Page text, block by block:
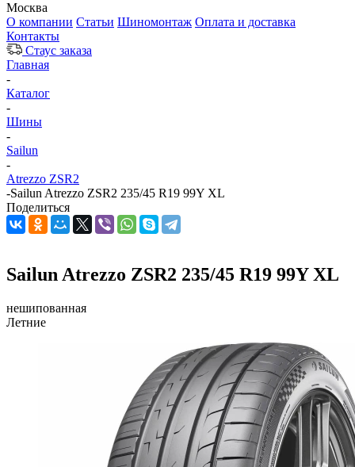
Москва
О компании Статьи Шиномонтаж Оплата и доставка
Контакты
Стаус заказа
Главная
-
Каталог
-
Шины
-
Sailun
-
Atrezzo ZSR2
-Sailun Atrezzo ZSR2 235/45 R19 99Y XL
Поделиться
Sailun Atrezzo ZSR2 235/45 R19 99Y XL
нешипованная
Летние